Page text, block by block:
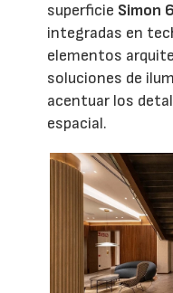
superficie Simon
integradas en
elementos
soluciones de
acentuar los
espacial.